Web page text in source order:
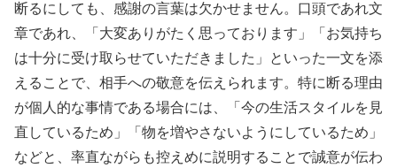
断るにしても、感謝の言葉は欠かせません。口頭であれ文
章であれ、「大変ありがたく思っております」「お気持ち
は十分に受け取らせていただきました」といった一文を添
えることで、相手への敬意を伝えられます。特に断る理由
が個人的な事情である場合には、「今の生活スタイルを見
直しているため」「物を増やさないようにしているため」
などと、率直ながらも控えめに説明することで誠意が伝わ